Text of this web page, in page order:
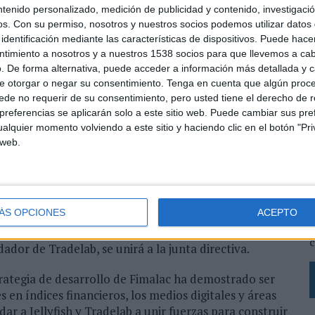
personalizado, medición de publicidad y contenido,
Con su permiso, nosotros y nuestros socios podemos utilizar datos
mediante las características de dispositivos. Puede
a nosotros y a nuestros 1538 socios para que llevemos a
De forma alternativa, puede acceder a información más detallada y
otorgar o negar su consentimiento. Tenga en cuenta que algún
no requerir de su consentimiento, pero usted tiene el derecho de
se aplicarán solo a este sitio web. Puede cambiar sus
momento volviendo a este sitio y haciendo clic en el botón
OPCIONES ACEPTO
una oferta digital líder en el mundo, hicieron de
y la subsiguiente expansión nos permitirán
medida que llevamos la marca Jellyfish a todos
a los 15 años de negocio, este acuerdo marca el
historia de Jellyfish. Al terminar un capítulo,
anual compuesto del 45% en los últimos ocho
Marketing Partners gestionados a nivel mundial.
nuevas oficinas, estableciéndose en nuevos
los países nórdicos y Oriente Medio. Además de
también ha estado entre las 30 primeras en
Track.
Rob Pierre, el CFO Chris Lee y su equipo de
de Tradelab, se unirá a la junta directiva.
de desarrollo de Fimalac ha demostrado ser
índices financieros, los medios digitales y áreas
a Jellyfish y Tradelab a unir fuerzas para construir